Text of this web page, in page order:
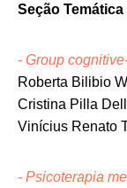
Seção
- Group
Roberta Bilibio
Cristina Pilla
Vinícius Renato
- Psicoterapia